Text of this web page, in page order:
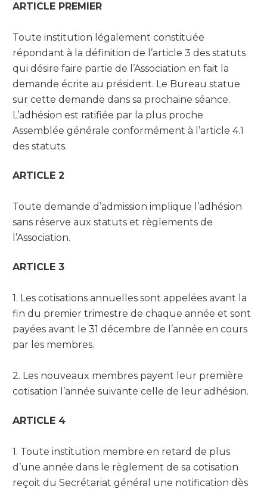
ARTICLE PREMIER
Toute institution légalement constituée
répondant à la définition de l’article 3 des statuts
qui désire faire partie de l’Association en fait la
demande écrite au président. Le Bureau statue
sur cette demande dans sa prochaine séance.
L’adhésion est ratifiée par la plus proche
Assemblée générale conformément à l’article 4.1
des statuts.
ARTICLE 2
Toute demande d’admission implique l’adhésion
sans réserve aux statuts et règlements de
l’Association.
ARTICLE 3
1. Les cotisations annuelles sont appelées avant la
fin du premier trimestre de chaque année et sont
payées avant le 31 décembre de l’année en cours
par les membres.
2. Les nouveaux membres payent leur première
cotisation l’année suivante celle de leur adhésion.
ARTICLE 4
1. Toute institution membre en retard de plus
d’une année dans le règlement de sa cotisation
reçoit du Secrétariat général une notification dès